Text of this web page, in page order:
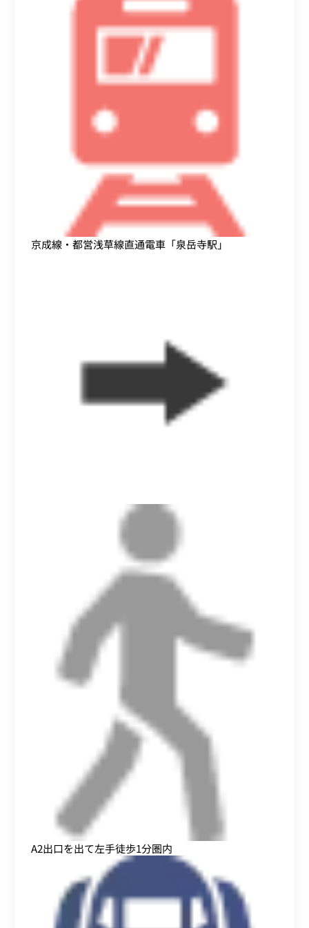
京成線・都営浅草線直通電車「泉岳寺駅」
A2出口を出て左手徒歩1分圏内